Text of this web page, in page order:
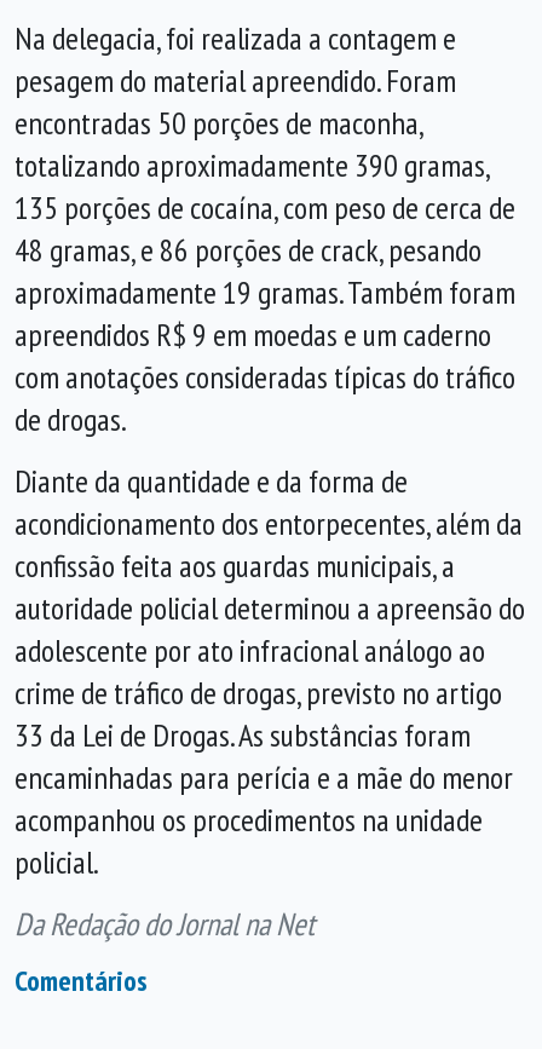
Na delegacia, foi realizada a contagem e
pesagem do material apreendido. Foram
encontradas 50 porções de maconha,
totalizando aproximadamente 390 gramas,
135 porções de cocaína, com peso de cerca de
48 gramas, e 86 porções de crack, pesando
aproximadamente 19 gramas. Também foram
apreendidos R$ 9 em moedas e um caderno
com anotações consideradas típicas do tráfico
de drogas.
Diante da quantidade e da forma de
acondicionamento dos entorpecentes, além da
confissão feita aos guardas municipais, a
autoridade policial determinou a apreensão do
adolescente por ato infracional análogo ao
crime de tráfico de drogas, previsto no artigo
33 da Lei de Drogas. As substâncias foram
encaminhadas para perícia e a mãe do menor
acompanhou os procedimentos na unidade
policial.
Da Redação do Jornal na Net
Comentários